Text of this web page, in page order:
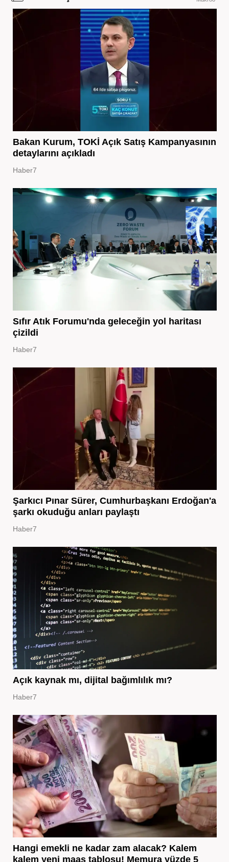
Bakan Kurum, TOKİ Açık Satış Kampanyasının
detaylarını açıkladı
Haber7
Sıfır Atık Forumu'nda geleceğin yol haritası
çizildi
Haber7
Şarkıcı Pınar Sürer, Cumhurbaşkanı Erdoğan'a
şarkı okuduğu anları paylaştı
Haber7
Açık kaynak mı, dijital bağımlılık mı?
Haber7
Hangi emekli ne kadar zam alacak? Kalem
kalem yeni maaş tablosu! Memura yüzde 5